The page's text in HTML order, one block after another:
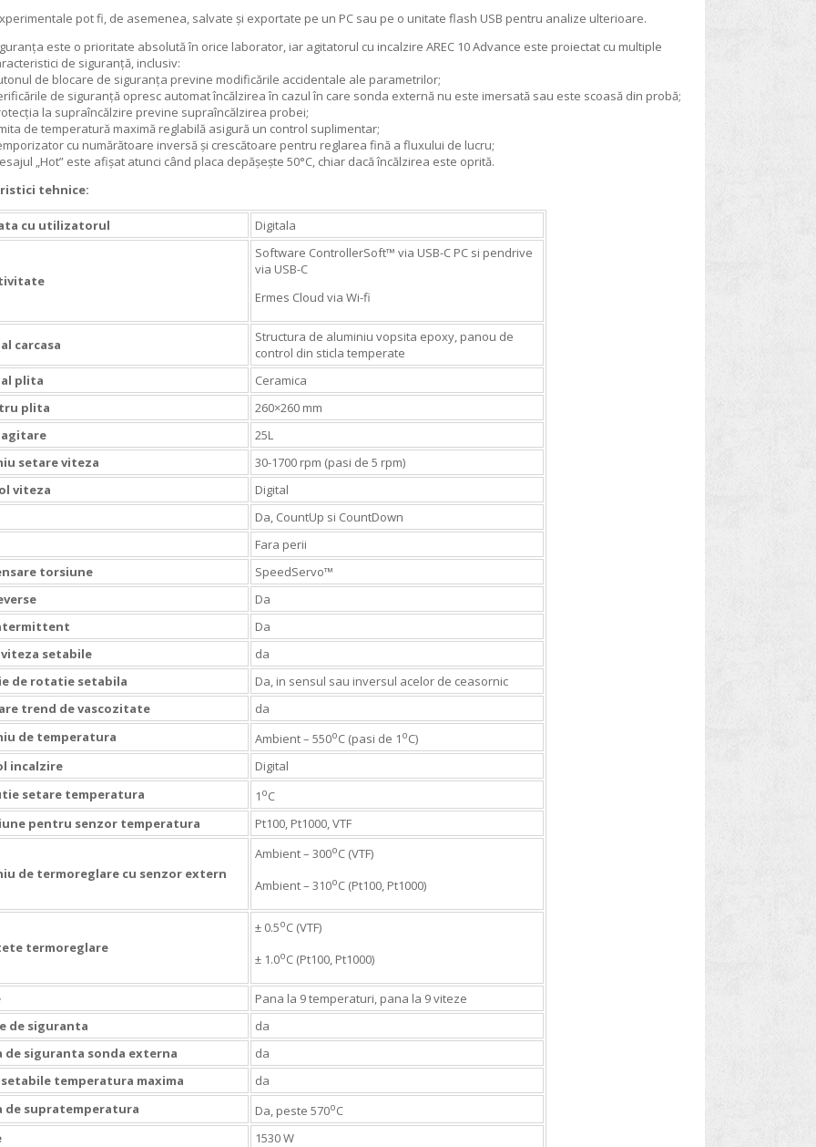
pot fi, de asemenea, salvate și exportate pe un PC sau pe o unitate flash USB pentru analize ulterioare.
este o prioritate absolută în orice laborator, iar agitatorul cu incalzire AREC 10 Advance este proiectat cu multiple
de siguranță, inclusiv:
de blocare de siguranța previne modificările accidentale ale parametrilor;
de siguranță opresc automat încălzirea în cazul în care sonda externă nu este imersată sau este scoasă din probă;
la supraîncălzire previne supraîncălzirea probei;
de temperatură maximă reglabilă asigură un control suplimentar;
cu numărătoare inversă și crescătoare pentru reglarea fină a fluxului de lucru;
„Hot” este afișat atunci când placa depășește 50°C, chiar dacă încălzirea este oprită.
tehnice:
cu utilizatorul Digitala
Software ControllerSoft™ via USB-C PC si pendrive
via USB-C
Ermes Cloud via Wi-fi
carcasa
Structura de aluminiu vopsita epoxy, panou de
control din sticla temperate
plita
Ceramica
plita
260×260 mm
agitare
25L
setare viteza
30-1700 rpm (pasi de 5 rpm)
viteza
Digital
Da, CountUp si CountDown
Fara perii
torsiune
SpeedServo™
Da
Da
setabile
da
de rotatie setabila
Da, in sensul sau inversul acelor de ceasornic
trend de vascozitate
da
de temperatura
Ambient – 550oC (pasi de 1 oC)
incalzire
Digital
setare temperatura
1 oC
pentru senzor temperatura
Pt100, Pt1000, VTF
de termoreglare cu senzor extern
Ambient – 300oC (VTF)
Ambient – 310oC (Pt100, Pt1000)
termoreglare
± 0.5oC (VTF)
± 1.0oC (Pt100, Pt1000)
Pana la 9 temperaturi, pana la 9 viteze
de siguranta
da
de siguranta sonda externa
da
temperatura maxima
da
de supratemperatura
Da, peste 570oC
1530 W